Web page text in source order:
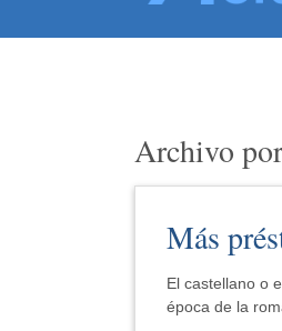
Archivo
Más
El castellano o
época de la